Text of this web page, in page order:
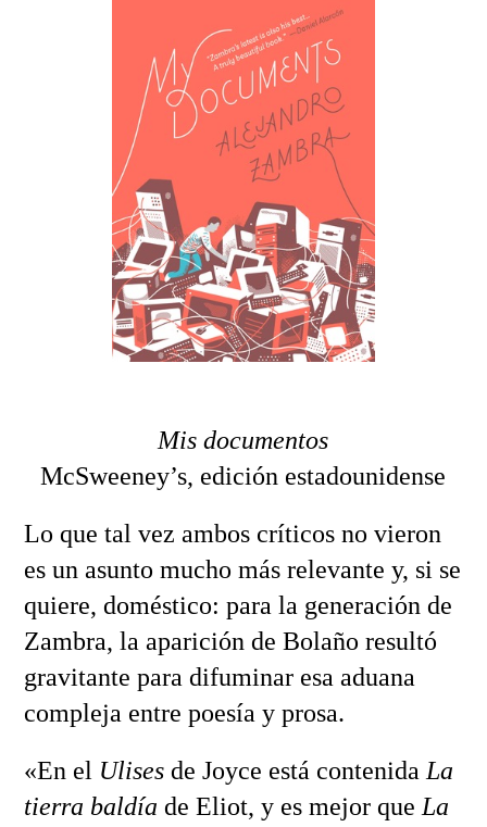
Mis documentos
McSweeney’s, edición estadounidense
Lo que tal vez ambos críticos no vieron
es un asunto mucho más relevante y, si se
quiere, doméstico: para la generación de
Zambra, la aparición de Bolaño resultó
gravitante para difuminar esa aduana
compleja entre poesía y prosa.
«En el Ulisesde Joyce está contenidaLa
tierra baldía de Eliot, y es mejor queLa